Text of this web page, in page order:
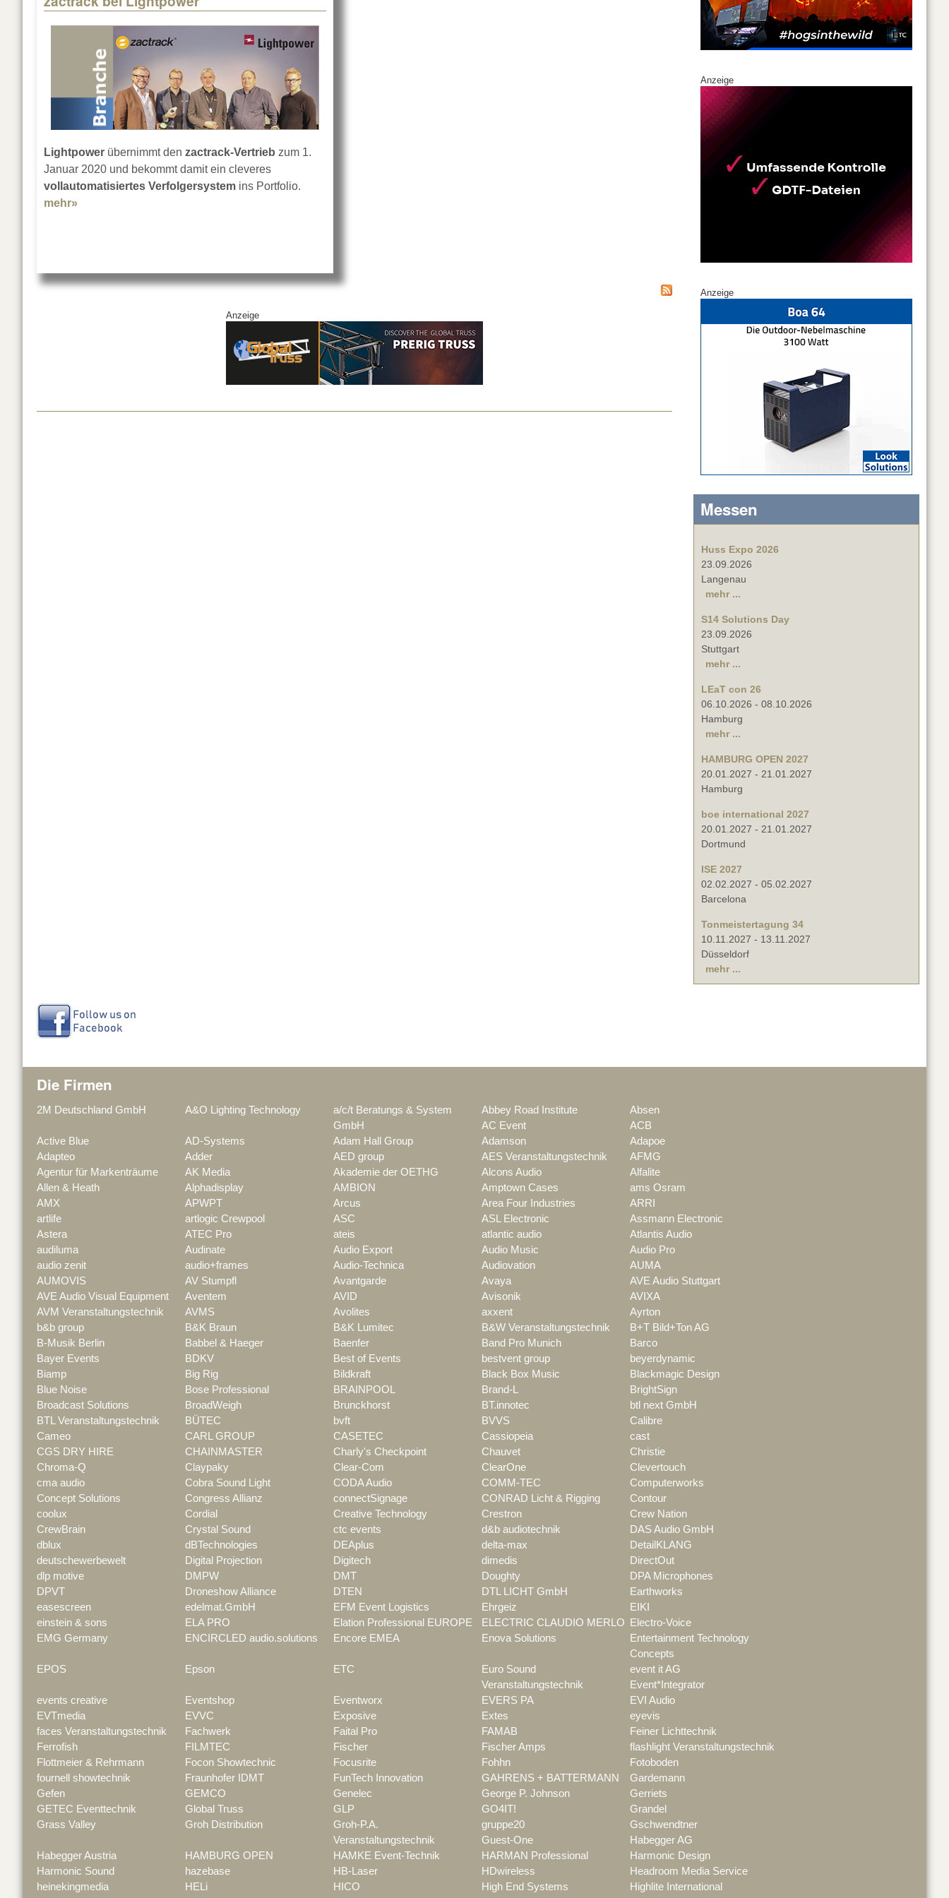
Lightpower übernimmt den zactrack-Vertrieb zum 1.
Januar 2020 und bekommt damit ein cleveres
vollautomatisiertes Verfolgersystem ins Portfolio.
mehr»
Anzeige
Anzeige
Anzeige
Messen
Huss Expo 2026
23.09.2026
Langenau
mehr ...
S14 Solutions Day
23.09.2026
Stuttgart
mehr ...
LEaT con 26
06.10.2026 - 08.10.2026
Hamburg
mehr ...
HAMBURG OPEN 2027
20.01.2027 - 21.01.2027
Hamburg
boe international 2027
20.01.2027 - 21.01.2027
Dortmund
ISE 2027
02.02.2027 - 05.02.2027
Barcelona
Tonmeistertagung 34
10.11.2027 - 13.11.2027
Düsseldorf
mehr ...
Die Firmen
2M Deutschland GmbH A&O Lighting Technology
a/c/t Beratungs & System
GmbH
Abbey Road Institute
Absen
AC Event
ACB
Active Blue
AD-Systems Adam Hall Group Adamson
Adapoe
Adapteo
Adder AED group AES Veranstaltungstechnik
AFMG
Agentur für Markenträume
AK Media Akademie der OETHG Alcons Audio
Alfalite
Allen & Heath
Alphadisplay AMBION Amptown Cases
ams Osram
AMX
APWPT Arcus Area Four Industries
ARRI
artlife
artlogic Crewpool ASC ASL Electronic
Assmann Electronic
Astera
ATEC Pro ateis atlantic audio
Atlantis Audio
audiluma
Audinate Audio Export Audio Music
Audio Pro
audio zenit
audio+frames Audio-Technica Audiovation
AUMA
AUMOVIS
AV Stumpfl Avantgarde Avaya
AVE Audio Stuttgart
AVE Audio Visual Equipment
Aventem AVID Avisonik
AVIXA
AVM Veranstaltungstechnik
AVMS Avolites axxent
Ayrton
b&b group
B&K Braun B&K Lumitec B&W Veranstaltungstechnik
B+T Bild+Ton AG
B-Musik Berlin
Babbel & Haeger Baenfer Band Pro Munich
Barco
Bayer Events
BDKV Best of Events bestvent group
beyerdynamic
Biamp
Big Rig Bildkraft Black Box Music
Blackmagic Design
Blue Noise
Bose Professional BRAINPOOL Brand-L
BrightSign
Broadcast Solutions
BroadWeigh Brunckhorst BT.innotec
btl next GmbH
BTL Veranstaltungstechnik
BÜTEC bvft BVVS
Calibre
Cameo
CARL GROUP CASETEC Cassiopeia
cast
CGS DRY HIRE
CHAINMASTER Charly's Checkpoint Chauvet
Christie
Chroma-Q
Claypaky Clear-Com ClearOne
Clevertouch
cma audio
Cobra Sound Light CODA Audio COMM-TEC
Computerworks
Concept Solutions
Congress Allianz connectSignage CONRAD Licht & Rigging
Contour
coolux
Cordial Creative Technology Crestron
Crew Nation
CrewBrain
Crystal Sound ctc events d&b audiotechnik
DAS Audio GmbH
dblux
dBTechnologies DEAplus delta-max
DetailKLANG
deutschewerbewelt
Digital Projection Digitech dimedis
DirectOut
dlp motive
DMPW DMT Doughty
DPA Microphones
DPVT
Droneshow Alliance DTEN DTL LICHT GmbH
Earthworks
easescreen
edelmat.GmbH EFM Event Logistics Ehrgeiz
EIKI
einstein & sons
ELA PRO Elation Professional EUROPE ELECTRIC CLAUDIO MERLO
Electro-Voice
EMG Germany
ENCIRCLED audio.solutions Encore EMEA Enova Solutions
Entertainment Technology
Concepts
EPOS
Epson ETC
Euro Sound
Veranstaltungstechnik
event it AG
Event*Integrator
events creative
Eventshop Eventworx EVERS PA
EVI Audio
EVTmedia
EVVC Exposive Extes
eyevis
faces Veranstaltungstechnik
Fachwerk Faital Pro FAMAB
Feiner Lichttechnik
Ferrofish
FILMTEC Fischer Fischer Amps
flashlight Veranstaltungstechnik
Flottmeier & Rehrmann
Focon Showtechnic Focusrite Fohhn
Fotoboden
fournell showtechnik
Fraunhofer IDMT FunTech Innovation GAHRENS + BATTERMANN
Gardemann
Gefen
GEMCO Genelec George P. Johnson
Gerriets
GETEC Eventtechnik
Global Truss GLP GO4IT!
Grandel
Grass Valley
Groh Distribution
Groh-P.A.
Veranstaltungstechnik
gruppe20
Gschwendtner
Guest-One
Habegger AG
Habegger Austria
HAMBURG OPEN HAMKE Event-Technik HARMAN Professional
Harmonic Design
Harmonic Sound
hazebase HB-Laser HDwireless
Headroom Media Service
heinekingmedia
HELi HICO High End Systems
Highlite International